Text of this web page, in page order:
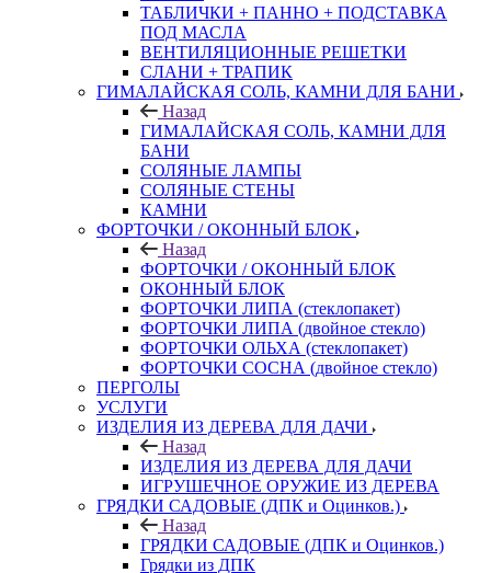
ТАБЛИЧКИ + ПАННО + ПОДСТАВКА
ПОД МАСЛА
ВЕНТИЛЯЦИОННЫЕ РЕШЕТКИ
СЛАНИ + ТРАПИК
ГИМАЛАЙСКАЯ СОЛЬ, КАМНИ ДЛЯ БАНИ
Назад
ГИМАЛАЙСКАЯ СОЛЬ, КАМНИ ДЛЯ
БАНИ
СОЛЯНЫЕ ЛАМПЫ
СОЛЯНЫЕ СТЕНЫ
КАМНИ
ФОРТОЧКИ / ОКОННЫЙ БЛОК
Назад
ФОРТОЧКИ / ОКОННЫЙ БЛОК
ОКОННЫЙ БЛОК
ФОРТОЧКИ ЛИПА (стеклопакет)
ФОРТОЧКИ ЛИПА (двойное стекло)
ФОРТОЧКИ ОЛЬХА (стеклопакет)
ФОРТОЧКИ СОСНА (двойное стекло)
ПЕРГОЛЫ
УСЛУГИ
ИЗДЕЛИЯ ИЗ ДЕРЕВА ДЛЯ ДАЧИ
Назад
ИЗДЕЛИЯ ИЗ ДЕРЕВА ДЛЯ ДАЧИ
ИГРУШЕЧНОЕ ОРУЖИЕ ИЗ ДЕРЕВА
ГРЯДКИ САДОВЫЕ (ДПК и Оцинков.)
Назад
ГРЯДКИ САДОВЫЕ (ДПК и Оцинков.)
Грядки из ДПК